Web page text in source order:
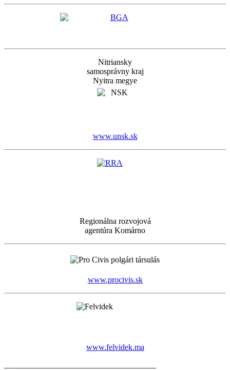
Nitriansky
samosprávny kraj
Nyitra megye
www.unsk.sk
Regionálna rozvojová
agentúra Komárno
www.procivis.sk
www.felvidek.ma